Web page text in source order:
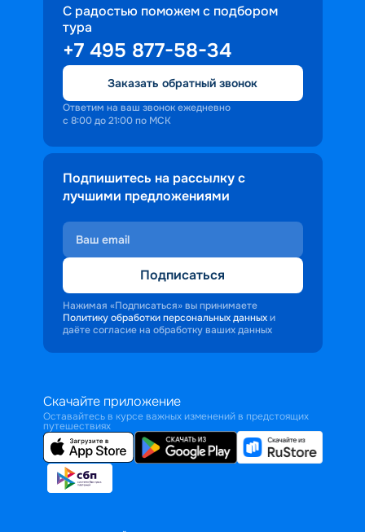
С радостью поможем с подбором
тура
+7 495 877-58-34
Заказать обратный звонок
Ответим на ваш звонок ежедневно
с 8:00 до 21:00 по МСК
Подпишитесь на рассылку с
лучшими предложениями
Подписаться
Нажимая «Подписаться» вы принимаете
Политику обработки персональных данных и
даёте согласие на обработку ваших данных
Скачайте приложение
Оставайтесь в курсе важных изменений в предстоящих
путешествиях